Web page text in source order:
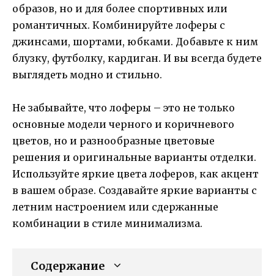
образов, но и для более спортивных или
романтичных. Комбинируйте лоферы с
джинсами, шортами, юбками. Добавьте к ним
блузку, футболку, кардиган. И вы всегда будете
выглядеть модно и стильно.
Не забывайте, что лоферы – это не только
основные модели черного и коричневого
цветов, но и разнообразные цветовые
решения и оригинальные варианты отделки.
Используйте яркие цвета лоферов, как акцент
в вашем образе. Создавайте яркие варианты с
летним настроением или сдержанные
комбинации в стиле минимализма.
Содержание